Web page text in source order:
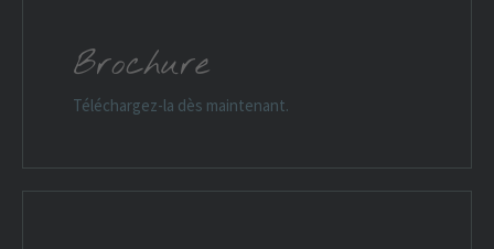
Brochure
Téléchargez-la dès maintenant.